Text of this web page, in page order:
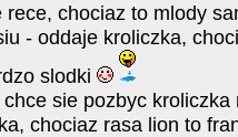
rece, chociaz to mlody
- oddaje kroliczka,
slodki
sie pozbyc kroliczka
chociaz rasa lion to